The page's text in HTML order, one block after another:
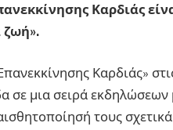
Καρδιάς
ζωή».
Καρδιάς»
σε μια σειρά εκδηλώσεων
τους